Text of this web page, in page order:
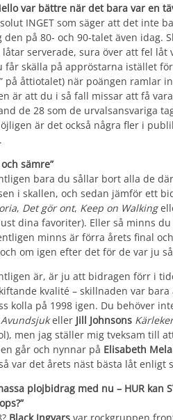
var bättre när det bara var en
INGET som säger att det inte
den på 80- och 90-talet även idag.
låtar serverade, sura över att fel
får skälla på appröstarna istället
på åttiotalet) när poängen ramlar
är att du i så fall missar att få
de 28 som de urvalsansvariga
är det också några fler i
sämre”
bara du sållar bort alla de
i skallen, och sedan jämför ett
, Det gör ont, Keep on Walking
dina favoriter). Eller så minns
minns är förra årets final
om igen efter det för de var ju
är, är ju att bidragen förr i
kvalité – skillnaden var
kolla på 1998 igen. Du behöver
Avundsjukeller Jill Johnsons
men jag ställer mig tveksam till
går och nynnar på Elisabeth
var det årets näst bästa låt enligt
plojbidrag med nu – HUR kan
Black Ingvars var rockgruppen